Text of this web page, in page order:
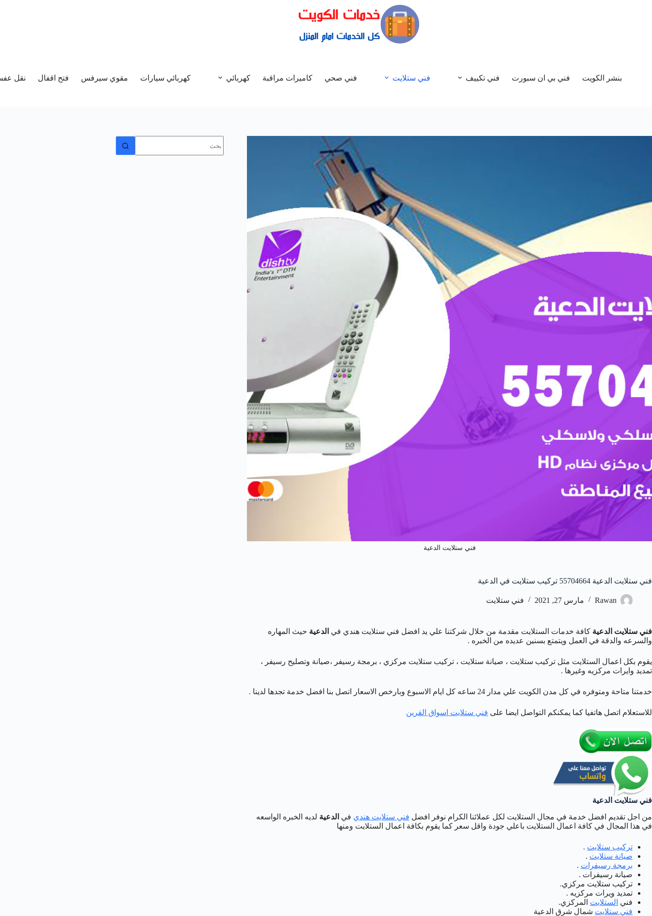
بنشر الكويت فني بي ان سبورت فني تكييف فني ستلايت فني صحي كاميرات مراقبة كهربائي كهربائي سيارات مقوي سيرفس فتح اقفال نقل
فني ستلايت الدعية
فني ستلايت الدعية 55704664 تركيب ستلايت في الدعية
Rawan مارس 27, 2021 فني ستلايت
فني ستلايت الدعية كافة خدمات الستلايت مقدمة من خلال شركتنا علي يد افضل فني ستلايت هندي في الدعية حيث المهاره
والسرعه والدقة في العمل ويتمتع بسنين عديده من الخبره .
يقوم بكل اعمال الستلايت مثل تركيب ستلايت ، صيانة ستلايت ، تركيب ستلايت مركزي ، برمجة رسيفر ،صيانة وتصليح رسيفر ،
تمديد وايرات مركزيه وغيرها .
خدمتنا متاحة ومتوفره في كل مدن الكويت علي مدار 24 ساعه كل ايام الاسبوع وبارخص الاسعار اتصل بنا افضل خدمة تجدها لدينا .
للاستعلام اتصل هاتفيا كما يمكنكم التواصل ايضا على فني ستلايت اسواق القرين
فني ستلايت الدعية
من اجل تقديم افضل خدمة في مجال الستلايت لكل عملائنا الكرام نوفر افضل فني ستلايت هندي في الدعية لديه الخبره الواسعه
في هذا المجال في كافة اعمال الستلايت باعلي جودة واقل سعر كما يقوم بكافة اعمال الستلايت ومنها
تركيب ستلايت .
صيانة ستلايت .
برمجة رسيفرات .
صيانة رسيفرات .
تركيب ستلايت مركزي.
تمديد ويرات مركزيه .
فني الستلايت المركزي.
فني ستلايت شمال شرق الدعية